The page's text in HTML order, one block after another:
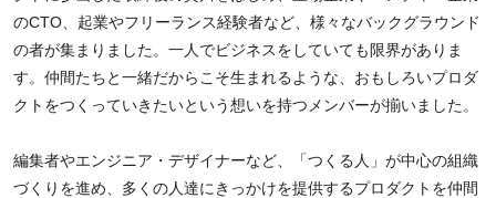
のCTO、起業やフリーランス経験者など、様々なバックグラウンド
の者が集まりました。一人でビジネスをしていても限界がありま
す。仲間たちと一緒だからこそ生まれるような、おもしろいプロダ
クトをつくっていきたいという想いを持つメンバーが揃いました。
編集者やエンジニア・デザイナーなど、「つくる人」が中心の組織
づくりを進め、多くの人達にきっかけを提供するプロダクトを仲間